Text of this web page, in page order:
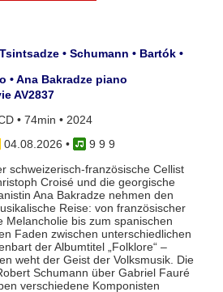
• Schumann • Bartók •
• Ana Bakradze piano
AV2837
• 74min • 2024
04.08.2026 •
9 9 9
schweizerisch-französische Cellist
Croisé und die georgische
Ana Bakradze nehmen den
Reise: von französischer
Melancholie bis zum spanischen
Faden zwischen unterschiedlichen
der Albumtitel „Folklore“ –
weht der Geist der Volksmusik. Die
Schumann über Gabriel Fauré
verschiedene Komponisten